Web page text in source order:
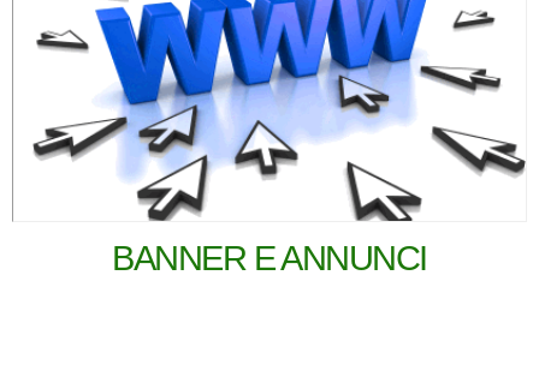
BANNER E ANNUNCI